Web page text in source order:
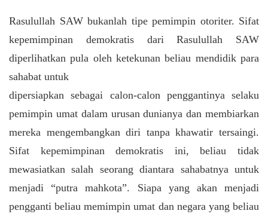
Rasulullah SAW bukanlah tipe pemimpin otoriter. Sifat
kepemimpinan demokratis dari Rasulullah SAW
diperlihatkan pula oleh ketekunan beliau mendidik para
sahabat untuk
dipersiapkan sebagai calon-calon penggantinya selaku
pemimpin umat dalam urusan dunianya dan membiarkan
mereka mengembangkan diri tanpa khawatir tersaingi.
Sifat kepemimpinan demokratis ini, beliau tidak
mewasiatkan salah seorang diantara sahabatnya untuk
menjadi “putra mahkota”. Siapa yang akan menjadi
pengganti beliau memimpin umat dan negara yang beliau